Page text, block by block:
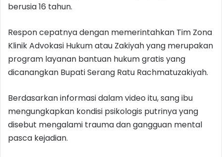
berusia 16 tahun.
Respon cepatnya dengan memerintahkan Tim Zona
Klinik Advokasi Hukum atau Zakiyah yang merupakan
program layanan bantuan hukum gratis yang
dicanangkan Bupati Serang Ratu Rachmatuzakiyah.
Berdasarkan informasi dalam video itu, sang ibu
mengungkapkan kondisi psikologis putrinya yang
disebut mengalami trauma dan gangguan mental
pasca kejadian.